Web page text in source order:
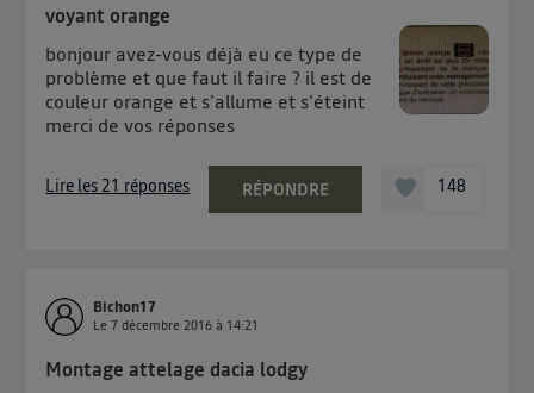
voyant orange
bonjour avez-vous déjà eu ce type de
problème et que faut il faire ? il est de
couleur orange et s'allume et s'éteint
merci de vos réponses
Lire les 21 réponses RÉPONDRE 148
Bichon17
Le7 décembre 2016 à 14:21
Montage attelage dacia lodgy